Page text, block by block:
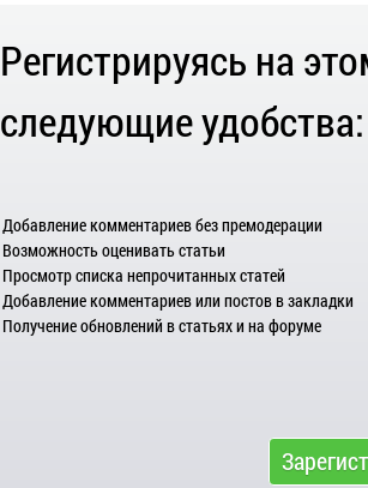
Регистрируясь на
следующие удобства:
Добавление комментариев без премодерации
Возможность оценивать статьи
Просмотр списка непрочитанных статей
Добавление комментариев или постов в закладки
Получение обновлений в статьях и на форуме